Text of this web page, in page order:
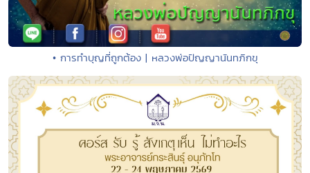
• การทำบุญที่ถูกต้อง | หลวงพ่อปัญญานันทภิกขุ